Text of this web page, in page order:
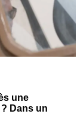
une
Dans un